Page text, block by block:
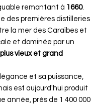
remontant à 1660.
des premières distilleries
la mer des Caraïbes et
et dominée par un
vieux et grand
et sa puissance,
est aujourd'hui produit
année, près de 1 400 000